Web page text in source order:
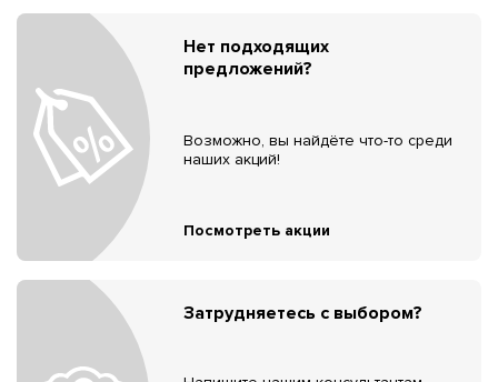
Нет подходящих
предложений?
Возможно, вы найдёте что-то среди
наших акций!
Посмотреть акции
Затрудняетесь с выбором?